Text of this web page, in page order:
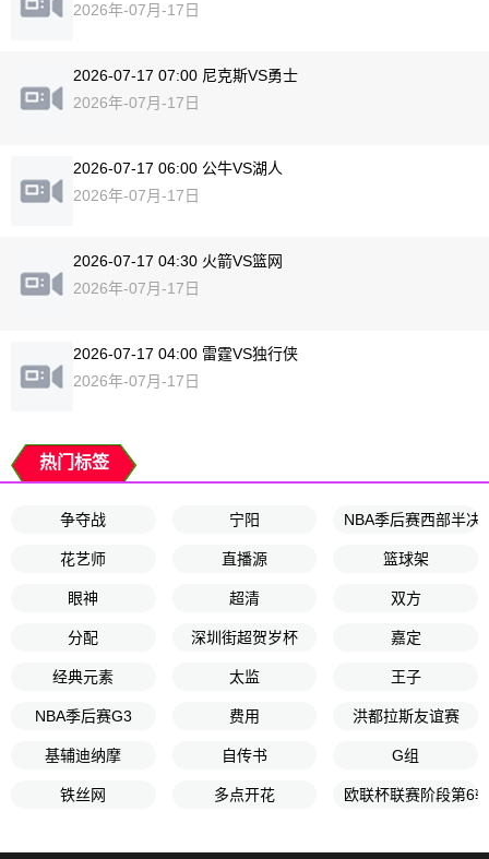
2026年-07月-17日
2026-07-17 07:00 尼克斯VS勇士
2026年-07月-17日
2026-07-17 06:00 公牛VS湖人
2026年-07月-17日
2026-07-17 04:30 火箭VS篮网
2026年-07月-17日
2026-07-17 04:00 雷霆VS独行侠
2026年-07月-17日
热门标签
争夺战 宁阳 NBA季后赛西部半决
花艺师 直播源 篮球架
眼神 超清 双方
分配 深圳街超贺岁杯 嘉定
经典元素 太监 王子
NBA季后赛G3 费用 洪都拉斯友谊赛
基辅迪纳摩 自传书 G组
铁丝网 多点开花 欧联杯联赛阶段第6